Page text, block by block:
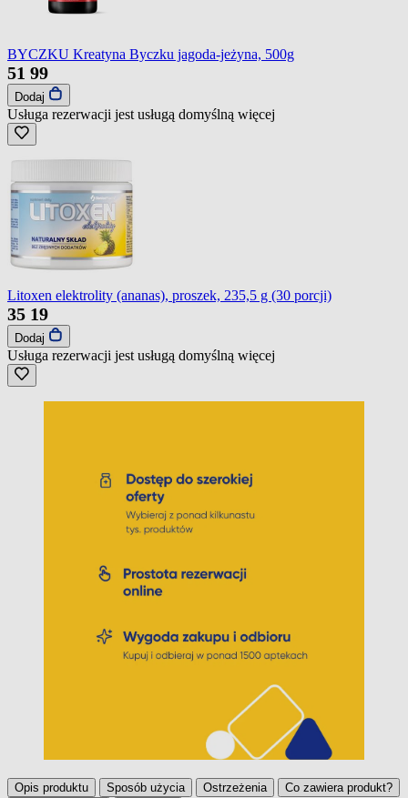
BYCZKU Kreatyna Byczku jagoda-jeżyna, 500g
51 99
Dodaj
Usługa rezerwacji jest usługą domyślną więcej
Litoxen elektrolity (ananas), proszek, 235,5 g (30 porcji)
35 19
Dodaj
Usługa rezerwacji jest usługą domyślną więcej
Opis produktu Sposób użycia Ostrzeżenia
Co zawiera produkt?